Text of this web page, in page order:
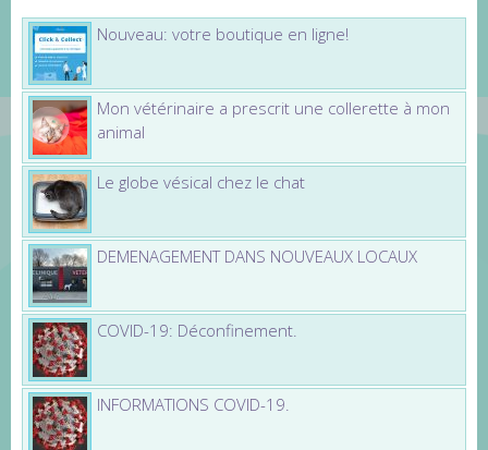
Nouveau: votre boutique en ligne!
Mon vétérinaire a prescrit une collerette à mon
animal
Le globe vésical chez le chat
DEMENAGEMENT DANS NOUVEAUX LOCAUX
COVID-19: Déconfinement.
INFORMATIONS COVID-19.